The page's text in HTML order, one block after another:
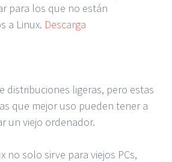
para los que no están
a Linux. Descarga
distribuciones ligeras, pero estas
que mejor uso pueden tener a
un viejo ordenador.
no solo sirve para viejos PCs,